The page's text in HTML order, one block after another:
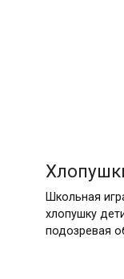
Школьная
хлопушку
подозревая